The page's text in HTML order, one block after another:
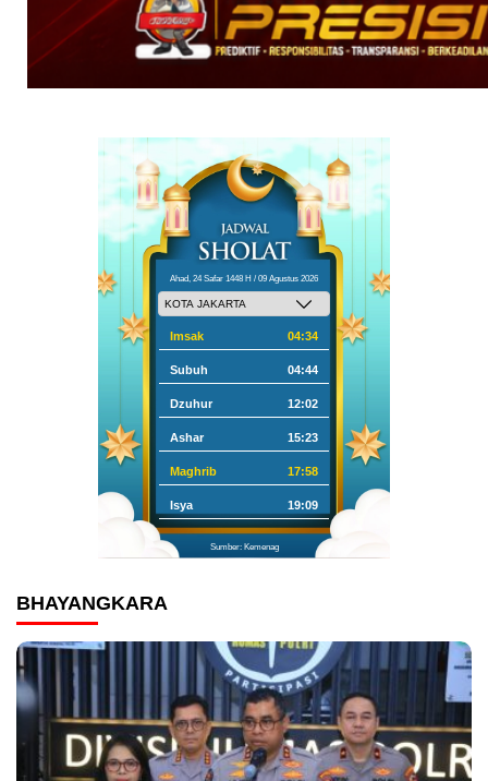
Ahad, 24 Safar 1448 H / 09 Agustus 2026
Imsak 04:34
Subuh 04:44
Dzuhur 12:02
Ashar 15:23
Maghrib 17:58
Isya 19:09
Sumber: Kemenag
BHAYANGKARA